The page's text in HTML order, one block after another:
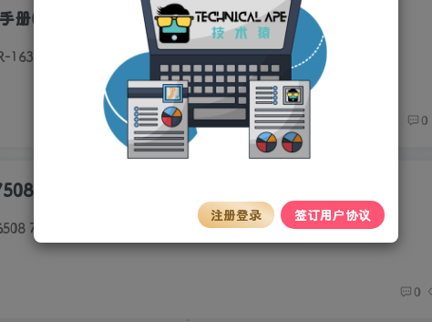
册(AR-163N、201N、206N)
163N、201N、206N)
0
6508 7508 复印机中文维修手册
7508 复印机中文维修手册
0
注册登录 签订用户协议